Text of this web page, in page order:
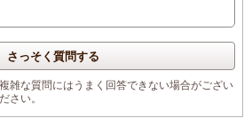
さっそく質問する
雑な質問にはうまく回答できない場合がござい
さい。